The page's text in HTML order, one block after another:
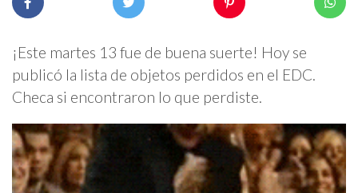
¡Este martes 13 fue de buena suerte! Hoy se
publicó la lista de objetos perdidos en el EDC.
Checa si encontraron lo que perdiste.